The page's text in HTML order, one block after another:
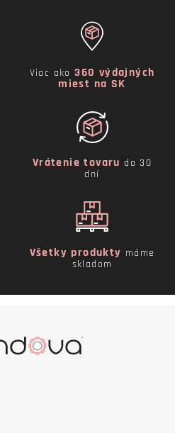
Viac ako360 výdajných
miest na SK
Vrátenie tovaru do 30
dní
Všetky produkty máme
skladom